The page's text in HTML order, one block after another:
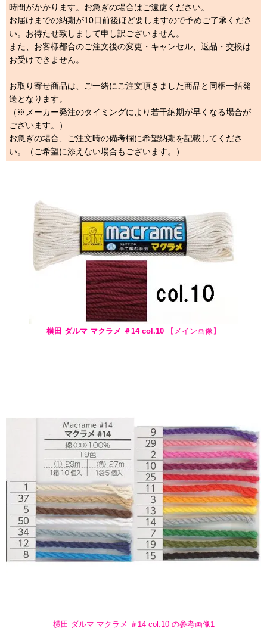
時間がかかります。お急ぎの場合はご遠慮ください。
お届けまでの納期が10日前後ほど要しますので予めご了承くださ
い。お待たせ致しまして申し訳ございません。
また、お客様都合のご注文後の変更・キャンセル、返品・交換は
お受けできません。
お取り寄せ商品は、ご一緒にご注文頂きました商品と同梱一括発
送となります。
（※メーカー発注のタイミングにより若干納期が早くなる場合が
ございます。）
お急ぎの場合、ご注文時の備考欄に希望納期を記載してくださ
い。（ご希望に添えない場合もございます。）
横田 ダルマ マクラメ ＃14 col.10 【メイン画像】
横田 ダルマ マクラメ ＃14 col.10 の参考画像1